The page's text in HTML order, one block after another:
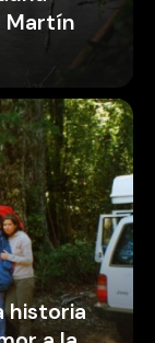
Martín
historia